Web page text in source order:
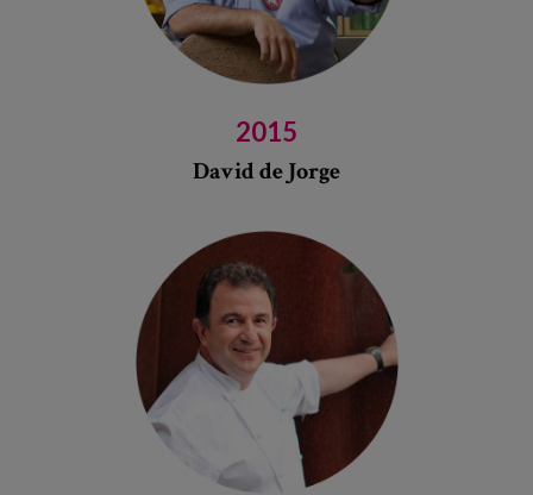
2015
David de Jorge